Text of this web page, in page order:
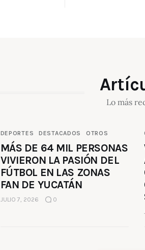
Lo más
DEPORTES DESTACADOS OTROS
MÁS DE 64 MIL PERSONAS
VIVIERON LA PASIÓN DEL
FÚTBOL EN LAS ZONAS
FAN DE YUCATÁN
JULIO 7, 2026 0